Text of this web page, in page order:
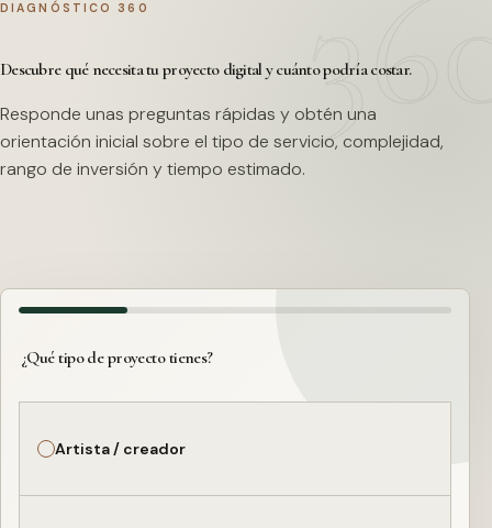
DIAGNÓSTICO 360
Descubre qué necesita tu proyecto digital y cuánto podría costar.
Responde unas preguntas rápidas y obtén una
orientación inicial sobre el tipo de servicio, complejidad,
rango de inversión y tiempo estimado.
¿Qué tipo de proyecto tienes?
Artista / creador